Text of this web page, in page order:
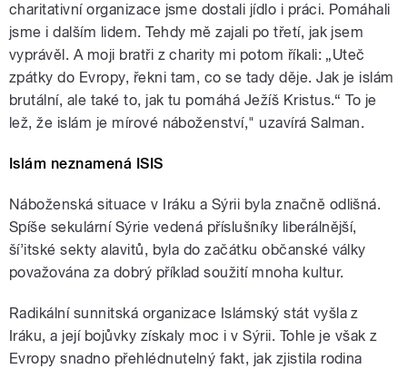
charitativní organizace jsme dostali jídlo i práci. Pomáhali
jsme i dalším lidem. Tehdy mě zajali po třetí, jak jsem
vyprávěl. A moji bratři z charity mi potom říkali: „Uteč
zpátky do Evropy, řekni tam, co se tady děje. Jak je islám
brutální, ale také to, jak tu pomáhá Ježíš Kristus.“ To je
lež, že islám je mírové náboženství," uzavírá Salman.
Islám neznamená ISIS
Náboženská situace v Iráku a Sýrii byla značně odlišná.
Spíše sekulární Sýrie vedená příslušníky liberálnější,
ší’itské sekty alavitů, byla do začátku občanské války
považována za dobrý příklad soužití mnoha kultur.
Radikální sunnitská organizace Islámský stát vyšla z
Iráku, a její bojůvky získaly moc i v Sýrii. Tohle je však z
Evropy snadno přehlédnutelný fakt, jak zjistila rodina